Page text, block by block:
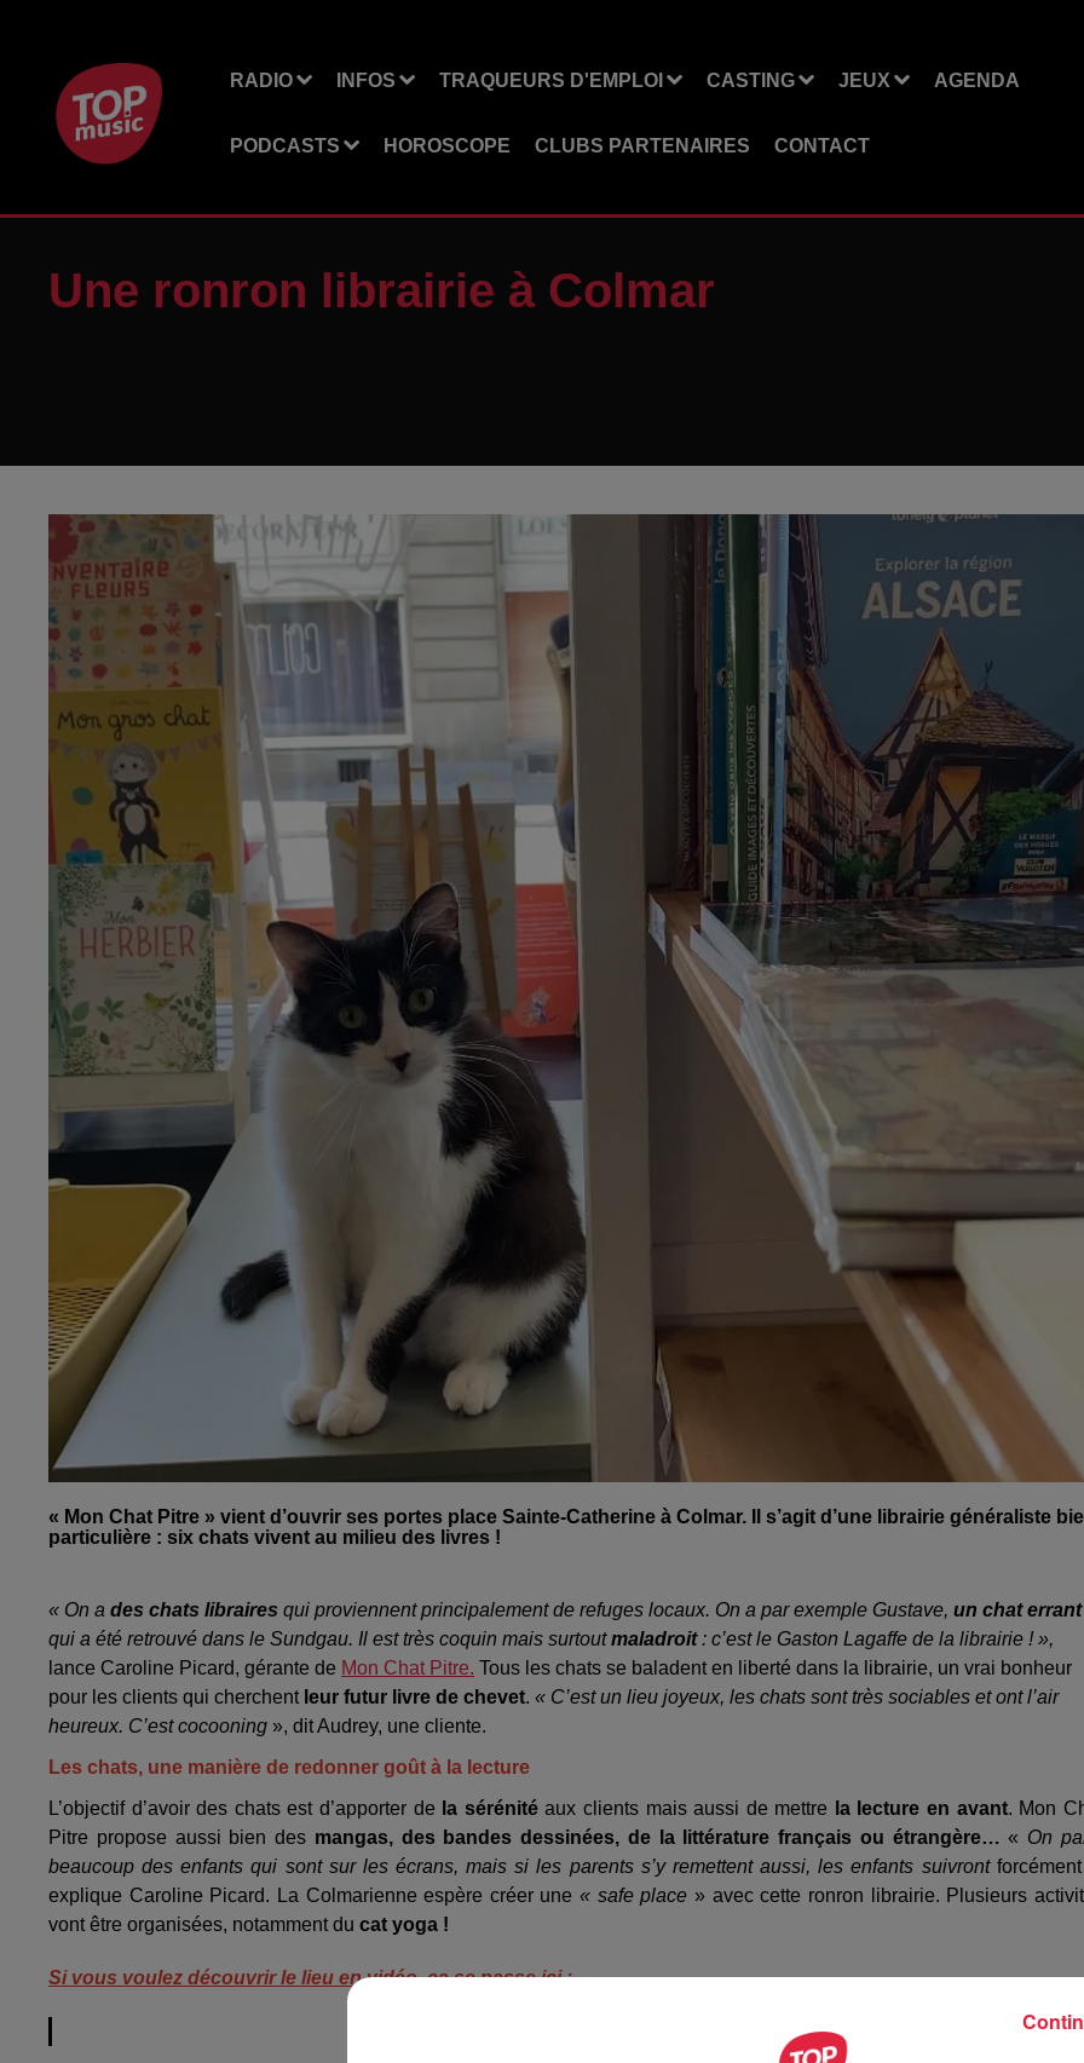
RADIO INFOS TRAQUEURS D'EMPLOI CASTING JEUX AGENDA
PODCASTS HOROSCOPE CLUBS PARTENAIRES CONTACT
Une ronron librairie à Colmar
« Mon Chat Pitre » vient d’ouvrir ses portes place Sainte-Catherine à Colmar. Il s’agit d’une librairie généraliste
particulière : six chats vivent au milieu des livres !
« On a des chats libraires qui proviennent principalement de refuges locaux. On a par exemple Gustave, un chat errant
qui a été retrouvé dans le Sundgau. Il est très coquin mais surtoutmaladroit: c’est le Gaston Lagaffe de la librairie ! »,
lance Caroline Picard, gérante de Mon Chat Pitre. Tous les chats se baladent en liberté dans la librairie, un vrai bonheur
pour les clients qui cherchent leur futur livre de chevet. « C’est un lieu joyeux, les chats sont très sociables et ont l’air
heureux. C’est cocooning », dit Audrey, une cliente.
Les chats, une manière de redonner goût à la lecture
L’objectif d’avoir des chats est d’apporter de la sérénitéaux clients mais aussi de mettre la lecture en avant. Mon
Pitre propose aussi bien des mangas, des bandes dessinées, de la littérature français ou étrangère… « On
beaucoup des enfants qui sont sur les écrans, mais si les parents s’y remettent aussi, les enfants suivront
explique Caroline Picard. La Colmarienne espère créer une« safe place » avec cette ronron librairie. Plusieurs
vont être organisées, notamment du cat yoga !
Si vous voulez découvrir le lieu en vidéo, ça se passe ici :